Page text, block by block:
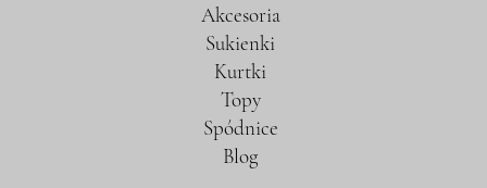
Akcesoria
Sukienki
Kurtki
Topy
Spódnice
Blog